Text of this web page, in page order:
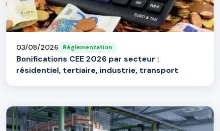
03/08/2026 Réglementation
Bonifications CEE 2026 par secteur :
résidentiel, tertiaire, industrie, transport